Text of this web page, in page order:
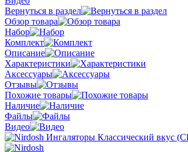
Вернуться в раздел
Обзор товара
Набор
Комплект
Описание
Характеристики
Аксессуары
Отзывы
Похожие товары
Наличие
Файлы
Видео